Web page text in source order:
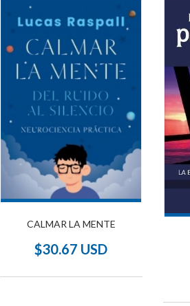
CALMAR LA MENTE
$30.67 USD